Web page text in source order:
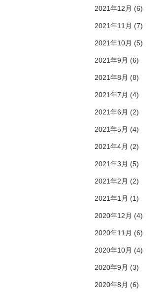
2021年12月 (6)
2021年11月 (7)
2021年10月 (5)
2021年9月 (6)
2021年8月 (8)
2021年7月 (4)
2021年6月 (2)
2021年5月 (4)
2021年4月 (2)
2021年3月 (5)
2021年2月 (2)
2021年1月 (1)
2020年12月 (4)
2020年11月 (6)
2020年10月 (4)
2020年9月 (3)
2020年8月 (6)